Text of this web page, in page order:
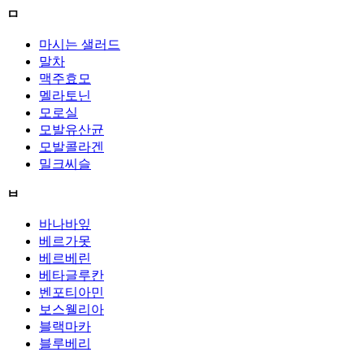
ㅁ
마시는 샐러드
말차
맥주효모
멜라토닌
모로실
모발유산균
모발콜라겐
밀크씨슬
ㅂ
바나바잎
베르가못
베르베린
베타글루칸
벤포티아민
보스웰리아
블랙마카
블루베리